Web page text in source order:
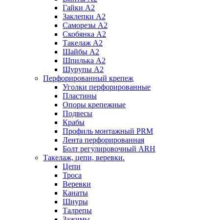
Гайки А2
Заклепки А2
Саморезы А2
Скобянка А2
Такелаж А2
Шайбы А2
Шпилька А2
Шурупы А2
Перфорированный крепеж
Уголки перфорированные
Пластины
Опоры крепежные
Подвесы
Крабы
Профиль монтажный PRM
Лента перфорированная
Болт регулировочный ARH
Такелаж, цепи, веревки.
Цепи
Троса
Веревки
Канаты
Шнуры
Талрепы